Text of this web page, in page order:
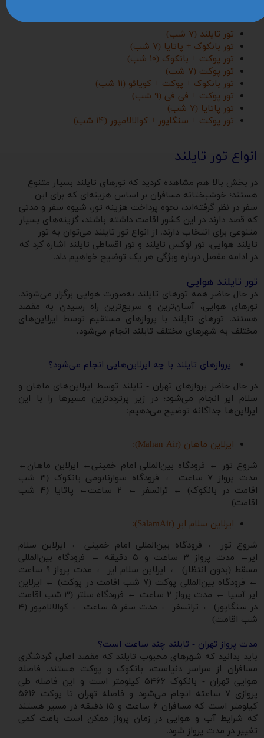
تور تایلند (۷ شب)
تور بانکوک + پاتایا (۷ شب)
تور پوکت + بانکوک (۱۰ شب)
تور پوکت (۷ شب)
تور بانکوک + پوکت + کویائو (۱۱ شب)
تور پوکت + فی فی (۹ شب)
تور پاتایا (۷ شب)
تور پوکت + سنگاپور + کوالالامپور (۱۴ شب)
انواع تور تایلند
در بخش بالا هم مشاهده کردید که تورهای تایلند بسیار متنوع
هستند؛ خوشبختانه مسافران بر اساس هزینه‌ای که برای این
سفر در نظر گرفته‌اند، نحوه پرداخت هزینه تور، شیوه سفر و مدتی
که قصد دارند در این کشور اقامت داشته باشند، گزینه‌های بسیار
متنوعی برای انتخاب دارند. از انواع تور تایلند می‌توان به تور
تایلند هوایی، تور لوکس تایلند و تور اقساطی تایلند اشاره کرد که
در ادامه مفصل درباره ویژگی هر یک توضیح خواهیم داد.
تور تایلند هوایی
در حال حاضر همه تورهای تایلند به‌صورت هوایی برگزار می‌شوند.
تورهای هوایی، آسان‌ترین و سریع‌ترین راه رسیدن به مقصد
هستند. تورهای تایلند با پروازهای مستقیم توسط ایرلاین‌های
مختلف به شهرهای مختلف تایلند انجام می‌شود.
پروازهای تایلند با چه ایرلاین‌هایی انجام می‌شود؟
در حال حاضر پروازهای تهران - تایلند توسط ایرلاین‌های ماهان و
سلام ایر انجام می‌شود؛ در زیر پرترددترین مسیرها را با این
ایرلاین‌ها جداگانه توضیح می‌دهیم:
ایرلاین ماهان (Mahan Air):
شروع تور ← فرودگاه بین‌المللی امام خمینی← ایرلاین ماهان←
مدت پرواز ۷ ساعت ← فرودگاه سوارنابومی بانکوک (۳ شب
اقامت در بانکوک) ← ترانسفر ← ۲ ساعت← پاتایا (۴ شب
اقامت)
ایرلاین سلام ایر (SalamAir):
شروع تور ← فرودگاه بین‌المللی امام خمینی ← ایرلاین سلام
ایر← مدت پرواز ۳ ساعت و ۵ دقیقه ← فرودگاه بین‌المللی
مسقط (بدون انتظار) ← ایرلاین سلام ایر ← مدت پرواز ۹ ساعت
← فرودگاه بین‌المللی پوکت (۷ شب اقامت در پوکت) ← ایرلاین
ایر آسیا ← مدت پرواز ۲ ساعت ← فرودگاه سلتر (۳ شب اقامت
در سنگاپور) ← ترانسفر ← مدت سفر ۵ ساعت ← کوالالامپور (۴
شب اقامت)
مدت پرواز تهران - تایلند چند ساعت است؟
باید بدانید که شهرهای محبوب تایلند که مقصد اصلی گردشگری
مسافران از سراسر دنیاست، بانکوک و پوکت هستند. فاصله
هوایی تهران - بانکوک ۵۴۶۶ کیلومتر است و این فاصله طی
پروازی ۷ ساعته انجام می‌شود و فاصله تهران تا پوکت ۵۶۱۶
کیلومتر است که مسافران ۶ ساعت و ۱۵ دقیقه در مسیر هستند
که شرایط آب ‌و هوایی در زمان پرواز ممکن است باعث کمی
تغییر در مدت پرواز شود.